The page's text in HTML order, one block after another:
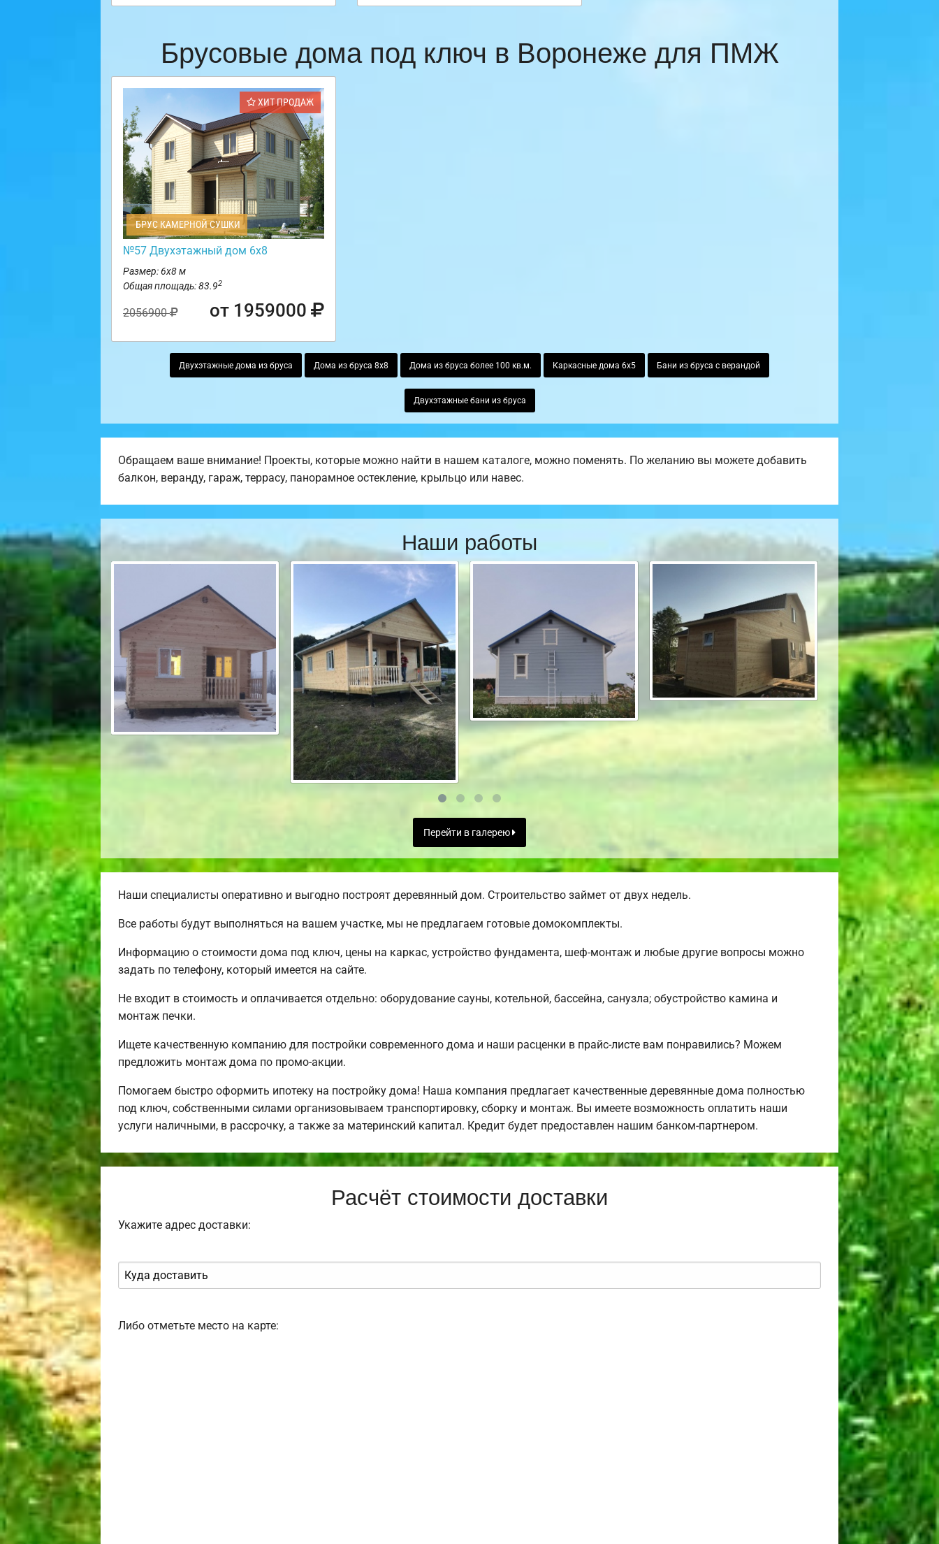
Брусовые дома под ключ в Воронеже для ПМЖ
ХИТ ПРОДАЖ
БРУС КАМЕРНОЙ СУШКИ
№57 Двухэтажный дом 6х8
Размер: 6х8 м
Общая площадь: 83.92
2056900 от 1959000
Двухэтажные дома из бруса Дома из бруса 8х8 Дома из бруса более 100 кв.м. Каркасные дома 6х5 Бани из бруса с верандой
Двухэтажные бани из бруса
Обращаем ваше внимание! Проекты, которые можно найти в нашем каталоге, можно поменять. По желанию вы можете добавить
балкон, веранду, гараж, террасу, панорамное остекление, крыльцо или навес.
Наши работы
Перейти в галерею
Наши специалисты оперативно и выгодно построят деревянный дом. Строительство займет от двух недель.
Все работы будут выполняться на вашем участке, мы не предлагаем готовые домокомплекты.
Информацию о стоимости дома под ключ, цены на каркас, устройство фундамента, шеф-монтаж и любые другие вопросы можно
задать по телефону, который имеется на сайте.
Не входит в стоимость и оплачивается отдельно: оборудование сауны, котельной, бассейна, санузла; обустройство камина и
монтаж печки.
Ищете качественную компанию для постройки современного дома и наши расценки в прайс-листе вам понравились? Можем
предложить монтаж дома по промо-акции.
Помогаем быстро оформить ипотеку на постройку дома! Наша компания предлагает качественные деревянные дома полностью
под ключ, собственными силами организовываем транспортировку, сборку и монтаж. Вы имеете возможность оплатить наши
услуги наличными, в рассрочку, а также за материнский капитал. Кредит будет предоставлен нашим банком-партнером.
Расчёт стоимости доставки
Укажите адрес доставки:
Либо отметьте место на карте: